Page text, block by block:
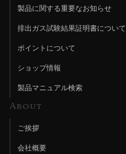
製品に関する重要なお知らせ
排出ガス試験結果証明書について
ポイントについて
ショップ情報
製品マニュアル検索
About
ご挨拶
会社概要